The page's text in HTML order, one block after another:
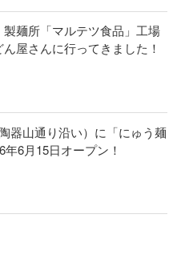
製麺所「マルテツ食品」工場
屋さんに行ってきました！
器山通り沿い）に「にゅう麺
6月15日オープン！